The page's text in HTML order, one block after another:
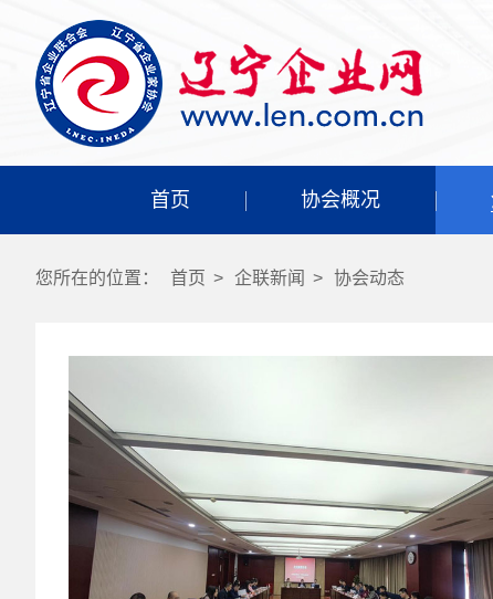
首页 协会概况
您所在的位置： 首页 > 企联新闻 > 协会动态